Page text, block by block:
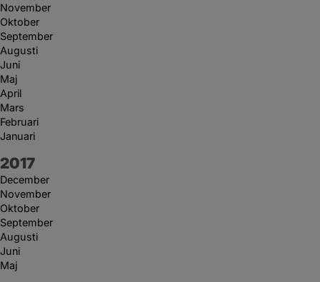
November
Oktober
September
Augusti
Juni
Maj
April
Mars
Februari
Januari
År:
2017
December
November
Oktober
September
Augusti
Juni
Maj